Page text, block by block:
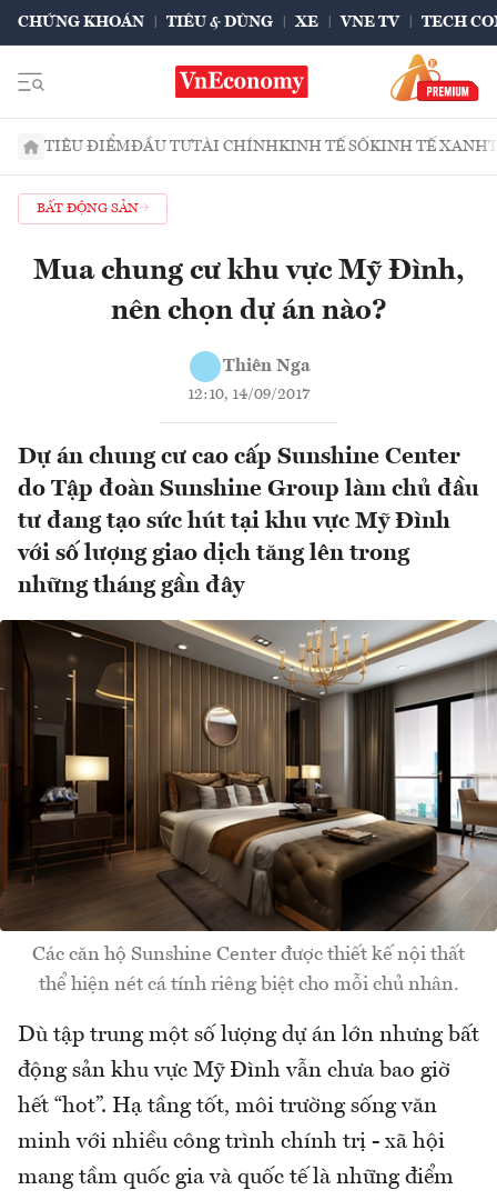
CHỨNG KHOÁN TIÊU & DÙNG XE VNE TV TECH
TIÊU ĐIỂMĐẦU TƯTÀI CHÍNHKINH TẾ SỐKINH TẾ XANH
BẤT ĐỘNG SẢN
Mua chung cư khu vực Mỹ Đình,
nên chọn dự án nào?
Thiên Nga
12:10, 14/09/2017
Dự án chung cư cao cấp Sunshine Center
do Tập đoàn Sunshine Group làm chủ đầu
tư đang tạo sức hút tại khu vực Mỹ Đình
với số lượng giao dịch tăng lên trong
những tháng gần đây
Các căn hộ Sunshine Center được thiết kế nội thất
thể hiện nét cá tính riêng biệt cho mỗi chủ nhân.
Dù tập trung một số lượng dự án lớn nhưng bất
động sản khu vực Mỹ Đình vẫn chưa bao giờ
hết “hot”. Hạ tầng tốt, môi trường sống văn
minh với nhiều công trình chính trị - xã hội
mang tầm quốc gia và quốc tế là những điểm